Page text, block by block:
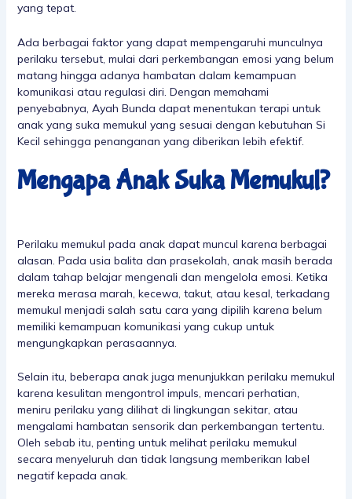
yang tepat.
Ada berbagai faktor yang dapat mempengaruhi munculnya
perilaku tersebut, mulai dari perkembangan emosi yang belum
matang hingga adanya hambatan dalam kemampuan
komunikasi atau regulasi diri. Dengan memahami
penyebabnya, Ayah Bunda dapat menentukan terapi untuk
anak yang suka memukul yang sesuai dengan kebutuhan Si
Kecil sehingga penanganan yang diberikan lebih efektif.
Mengapa Anak Suka Memukul?
Perilaku memukul pada anak dapat muncul karena berbagai
alasan. Pada usia balita dan prasekolah, anak masih berada
dalam tahap belajar mengenali dan mengelola emosi. Ketika
mereka merasa marah, kecewa, takut, atau kesal, terkadang
memukul menjadi salah satu cara yang dipilih karena belum
memiliki kemampuan komunikasi yang cukup untuk
mengungkapkan perasaannya.
Selain itu, beberapa anak juga menunjukkan perilaku memukul
karena kesulitan mengontrol impuls, mencari perhatian,
meniru perilaku yang dilihat di lingkungan sekitar, atau
mengalami hambatan sensorik dan perkembangan tertentu.
Oleh sebab itu, penting untuk melihat perilaku memukul
secara menyeluruh dan tidak langsung memberikan label
negatif kepada anak.